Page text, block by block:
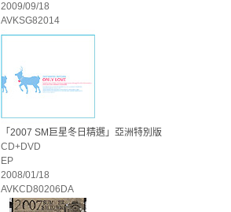
2009/09/18
AVKSG82014
「2007 SM巨星冬日精選」亞洲特別版
CD+DVD
EP
2008/01/18
AVKCD80206DA